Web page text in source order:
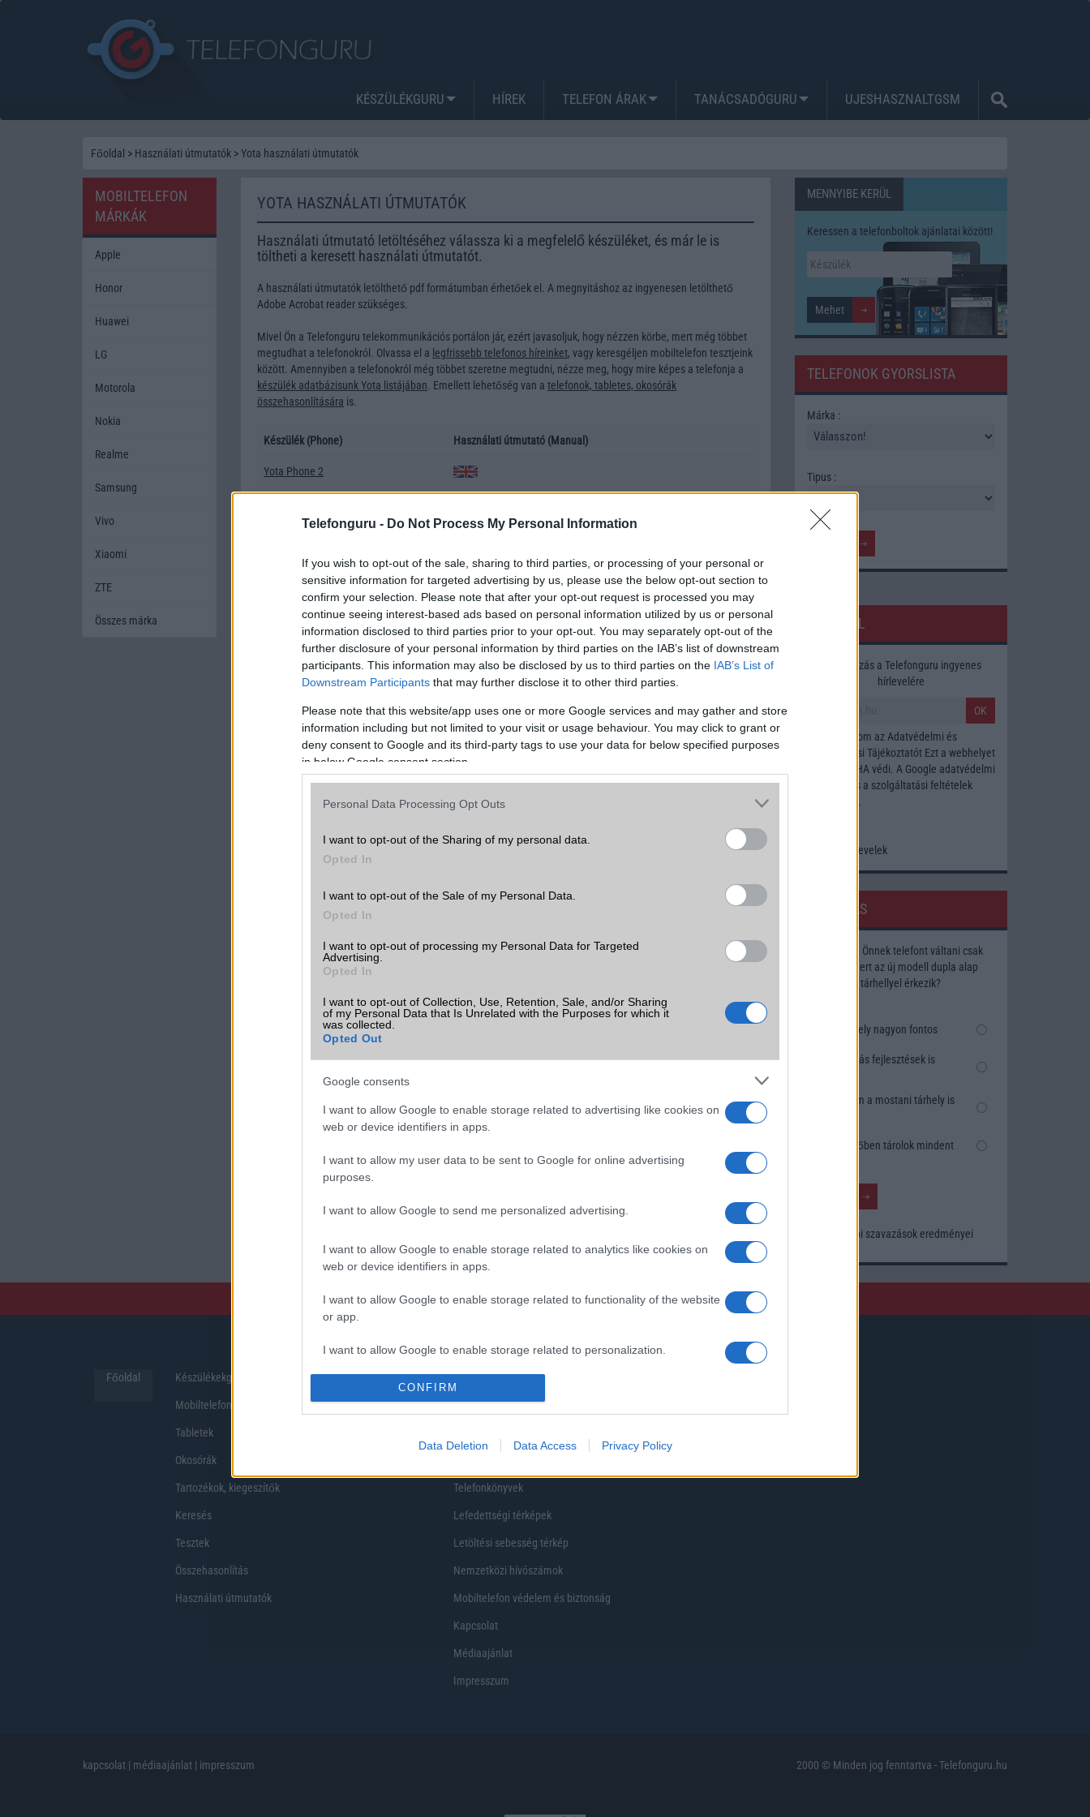
Telefonguru - Do Not Process My Personal Information
If you wish to opt-out of the sale, sharing to third parties, or processing of your personal or
sensitive information for targeted advertising by us, please use the below opt-out section to
confirm your selection. Please note that after your opt-out request is processed you may
continue seeing interest-based ads based on personal information utilized by us or personal
information disclosed to third parties prior to your opt-out. You may separately opt-out of the
further disclosure of your personal information by third parties on the IAB’s list of downstream
participants. This information may also be disclosed by us to third parties on the IAB’s List of
Downstream Participants that may further disclose it to other third parties.
Please note that this website/app uses one or more Google services and may gather and store
information including but not limited to your visit or usage behaviour. You may click to grant or
deny consent to Google and its third-party tags to use your data for below specified purposes
in below Google consent section.
Personal Data Processing Opt Outs
I want to opt-out of the Sharing of my personal data.
Opted In
I want to opt-out of the Sale of my Personal Data.
Opted In
I want to opt-out of processing my Personal Data for Targeted
Advertising.
Opted In
I want to opt-out of Collection, Use, Retention, Sale, and/or Sharing
of my Personal Data that Is Unrelated with the Purposes for which it
was collected.
Opted Out
Google consents
I want to allow Google to enable storage related to advertising like cookies on
web or device identifiers in apps.
I want to allow my user data to be sent to Google for online advertising
purposes.
I want to allow Google to send me personalized advertising.
I want to allow Google to enable storage related to analytics like cookies on
web or device identifiers in apps.
I want to allow Google to enable storage related to functionality of the website
or app.
I want to allow Google to enable storage related to personalization.
I want to allow Google to enable storage related to security, including
authentication functionality and fraud prevention, and other user protection.
CONFIRM
Data Deletion Data Access Privacy Policy
KÉSZÜLÉKGURU HÍREK TELEFON ÁRAK TANÁCSADÓGURU UJESHASZNALTGSM
Főoldal > Használati útmutatók >Yota használati útmutatók
YOTA HASZNÁLATI ÚTMUTATÓK
Használati útmutató letöltéséhez válassza ki a megfelelő készüléket, és már le is
töltheti a keresett használati útmutatót.
A használati útmutatók letölthető pdf formátumban érhetőek el. A megnyitáshoz az ingyenesen letölthető
Adobe Acrobat reader szükséges.
Mivel Ön a Telefonguru telekommunikációs portálon jár, ezért javasoljuk, hogy nézzen körbe, mert még többet
megtudhat a telefonokról. Olvassa el a legfrissebb telefonos híreinket, vagy keresgéljen mobiltelefon tesztjeink
között. Amennyiben a telefonokról még többet szeretne megtudni, nézze meg, hogy mire képes a telefonja a
készülék adatbázisunk Yota listájában . Emellett lehetőség van a telefonok, tabletes, okosórák
összehasonlítására is.
Készülék (Phone) Használati útmutató (Manual)
Yota Phone 2
Vissza a teljes listához
Az útmutatók PDF formátumban vannak. A PDF fájlok az INGYENES Acrobat Reader nevű programmal
olvashatók, amiinnentölthető le.
Nem találja a keresett használati útmutatót? Írjon nekünk azinfo@telefonguru.huemailcímre, és igyekszünk
beszerezni a hiányzó telefon leírást. Igyekszünk rendszeresen frissíteni ezt az adatbázist, mivel úgy gondoljuk,
hogy nagyon hasznos, ha pdf formátumban is elérhetőek a telefonok használati útmutatói
MENNYIBE KERÜL
Keressen a telefonboltok ajánlatai között!
TELEFONOK GYORSLISTA
Márka :
Tipus :
HÍRLEVÉL
Feliratkozás a Telefonguru ingyenes
hírlevelére
OK
Elfogadom az Adatvédelmi és
Adatkezelési TájékoztatótEzt a webhelyet
a reCAPTCHA védi. A Google adatvédelmi
és a szolgáltatási feltételek
Korábbi hírlevelek
SZAVAZÁS
Megérné Önnek telefont váltani csak
azért, mert az új modell dupla alap
tárhellyel érkezik?
Igen, a tárhely nagyon fontos
Talán, ha más fejlesztések is
Nem, nekem a mostani tárhely is
Inkább felhőben tárolok mindent
Korábbi szavazások eredményei
MOBILTELEFON
MÁRKÁK
Apple
Honor
Huawei
LG
Motorola
Nokia
Realme
Samsung
Vivo
Xiaomi
ZTE
Összes márka
Főoldal Készülékekguru
Mobiltelefonok
Tabletek
Okosórák
Tartozékok, kiegeszítők
Keresés
Tesztek
Összehasonlítás
Használati útmutatók
Hirek Telefon Árak
Yettel akciók
Tanácsdóguru
Wiki
Telefonkönyvek
Lefedettségi térképek
Letöltési sebesség térkép
Nemzetközi hívószámok
Mobiltelefon védelem és biztonság
Kapcsolat
Médiaajánlat
Impresszum
kapcsolat | médiaajánlat | impresszum 2000 © Minden jog fenntartva - Telefonguru.hu